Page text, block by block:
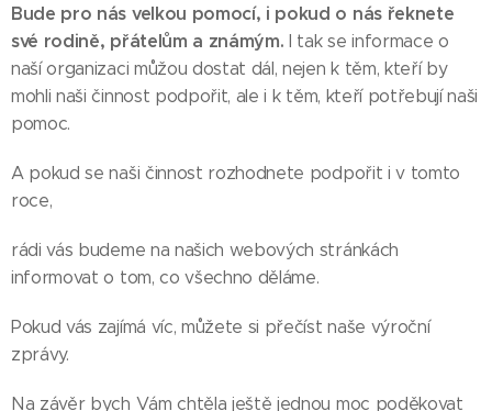
Bude pro nás velkou pomocí, i pokud o nás řeknete
své rodině, přátelům a známým. I tak se informace o
naší organizaci můžou dostat dál, nejen k těm, kteří by
mohli naši činnost podpořit, ale i k těm, kteří potřebují naši
pomoc.
A pokud se naši činnost rozhodnete podpořit i v tomto
roce,
rádi vás budeme na našich webových stránkách
informovat o tom, co všechno děláme.
Pokud vás zajímá víc, můžete si přečíst naše výroční
zprávy.
Na závěr bych Vám chtěla ještě jednou moc poděkovat